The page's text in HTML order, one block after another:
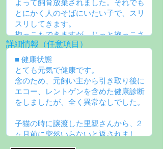
詳細情報（任意項目）